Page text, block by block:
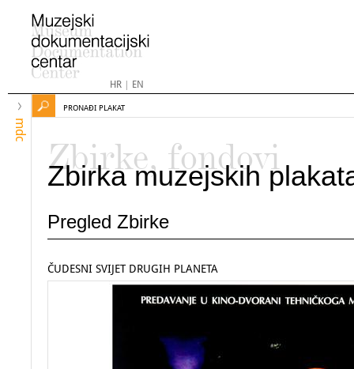
HR| EN
mdc
PRONAĐI PLAKAT
Zbirke, fondovi
Zbirka muzejskih
Pregled Zbirke
ČUDESNI SVIJET DRUGIH PLANETA